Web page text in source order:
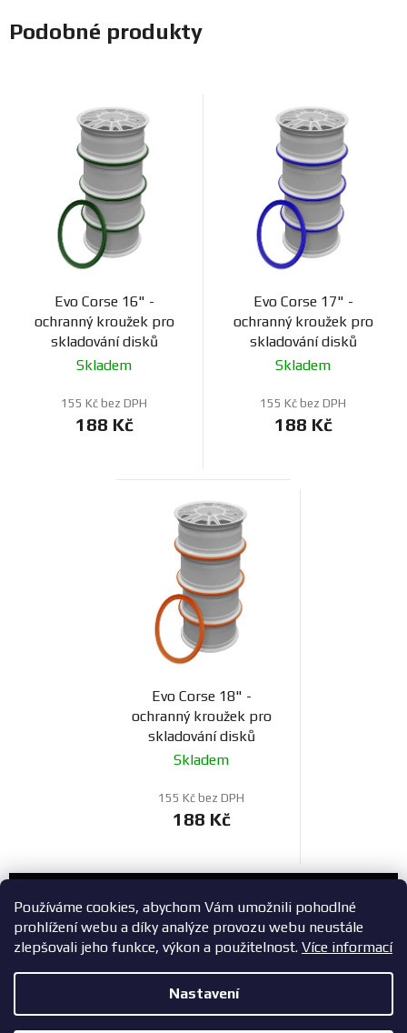
Používáme cookies, abychom Vám umožnili pohodlné
prohlížení webu a díky analýze provozu webu neustále
zlepšovali jeho funkce, výkon a použitelnost. Více informací
Nastavení
Podobné produkty
Evo Corse 16" -
ochranný kroužek pro
skladování disků
Skladem
155 Kč bez DPH
188 Kč
Evo Corse 17" -
ochranný kroužek pro
skladování disků
Skladem
155 Kč bez DPH
188 Kč
Evo Corse 18" -
ochranný kroužek pro
skladování disků
Skladem
155 Kč bez DPH
188 Kč
Zákaznický servis
+420 603 785 748